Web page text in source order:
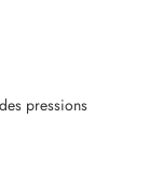
pressions